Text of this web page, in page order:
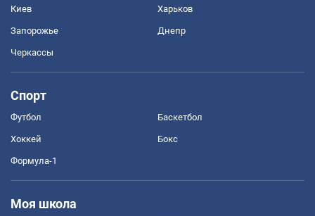
Киев Харьков
Запорожье Днепр
Черкассы
Спорт
Футбол Баскетбол
Хоккей Бокс
Формула-1
Моя школа